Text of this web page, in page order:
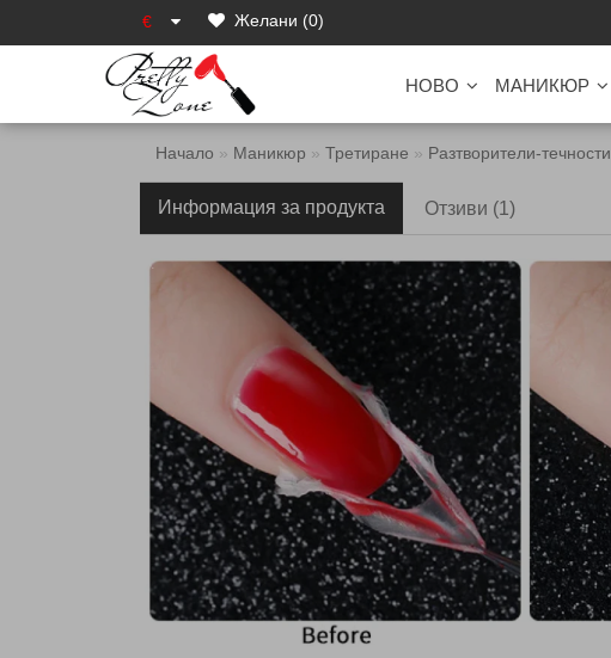
€ Желани (0)
НОВО МАНИКЮР
Начало Маникюр Третиране Разтворители-течности
Информация за продукта Отзиви (1)